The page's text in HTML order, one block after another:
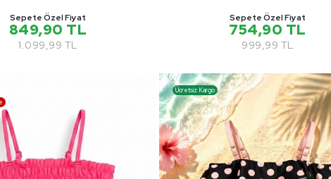
Sepete Özel Fiyat
849,90 TL
1.099,99 TL
Sepete Özel Fiyat
754,90 TL
999,99 TL
Ücretsiz Kargo